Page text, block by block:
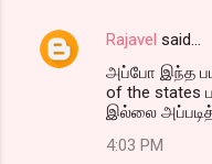
Rajavel said…
அப்போ இந்த
of the states
இல்லை
4:03 PM